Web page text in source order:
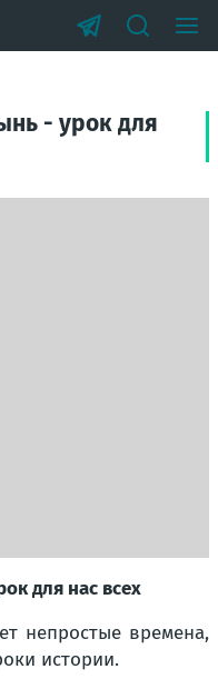
- урок для
для нас всех
непростые времена,
истории.